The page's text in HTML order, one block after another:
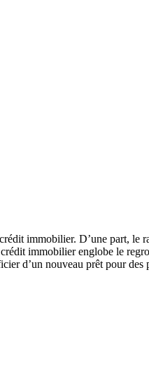
immobilier. D’une part, le
immobilier englobe le
d’un nouveau prêt pour des